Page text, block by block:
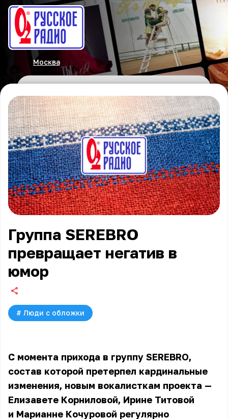
Москва
Группа SEREBRO
превращает негатив в
юмор
# Люди с обложки
С момента прихода в группу SEREBRO,
состав которой претерпел кардинальные
изменения, новым вокалисткам проекта —
Елизавете Корниловой, Ирине Титовой
и Марианне Кочуровой регулярно